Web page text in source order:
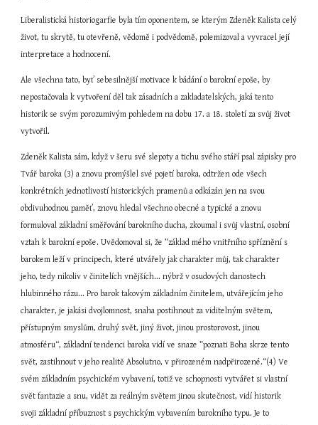
Liberalistická historiogarfie byla tím oponentem, se kterým Zdeněk Kalista celý
život, tu skrytě, tu otevřeně, vědomě i podvědomě, polemizoval a vyvracel její
interpretace a hodnocení.
Ale všechna tato, byť sebesilnější motivace k bádání o barokní epoše, by
nepostačovala k vytvoření děl tak zásadních a zakladatelských, jaká tento
historik se svým porozumivým pohledem na dobu 17. a 18. století za svůj život
vytvořil.
Zdeněk Kalista sám, když v šeru své slepoty a tichu svého stáří psal zápisky pro
Tvář baroka (3) a znovu promýšlel své pojetí baroka, odtržen ode všech
konkrétních jednotlivostí historických pramenů a odkázán jen na svou
obdivuhodnou paměť, znovu hledal všechno obecné a typické a znovu
formuloval základní směřování barokního ducha, zkoumal i svůj vlastní, osobní
vztah k barokní epoše. Uvědomoval si, že ”základ mého vnitřního spříznění s
barokem leží v principech, které utvářely jak charakter můj, tak charakter
jeho, tedy nikoliv v činitelích vnějších... nýbrž v osudových danostech
hlubinného rázu... Pro barok takovým základním činitelem, utvářejícím jeho
charakter, je jakási dvojlomnost, snaha postihnout za viditelným světem,
přístupným smyslům, druhý svět, jiný život, jinou prostorovost, jinou
atmosféru“, základní tendenci baroka vidí ve snaze ”poznati Boha skrze tento
svět, zastihnout v jeho realitě Absolutno, v přirozeném nadpřirozené.“(4) Ve
svém základním psychickém vybavení, totiž ve schopnosti vytvářet si vlastní
svět fantazie a snu, vidět za reálným světem jinou skutečnost, vidí historik
svoji základní příbuznost s psychickým vybavením barokního typu. Je to